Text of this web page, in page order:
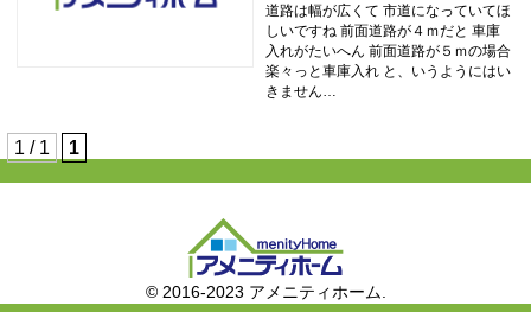
道路は幅が広くて 市道になっていてほ
しいですね 前面道路が４ｍだと 車庫
入れがたいへん 前面道路が５ｍの場合
楽々っと車庫入れ と、いうようにはい
きません…
1 / 1 1
© 2016-2023 アメニティホーム.